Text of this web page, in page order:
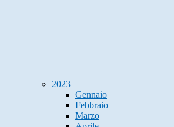
2023
Gennaio
Febbraio
Marzo